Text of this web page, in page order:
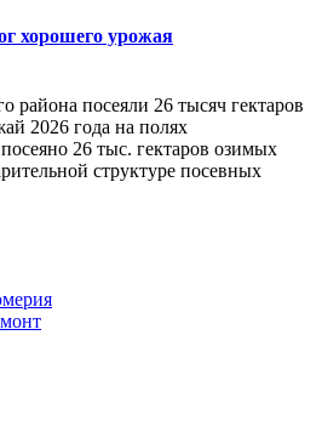
хорошего урожая
района посеяли 26 тысяч гектаров
2026 года на полях
26 тыс. гектаров озимых
структуре посевных